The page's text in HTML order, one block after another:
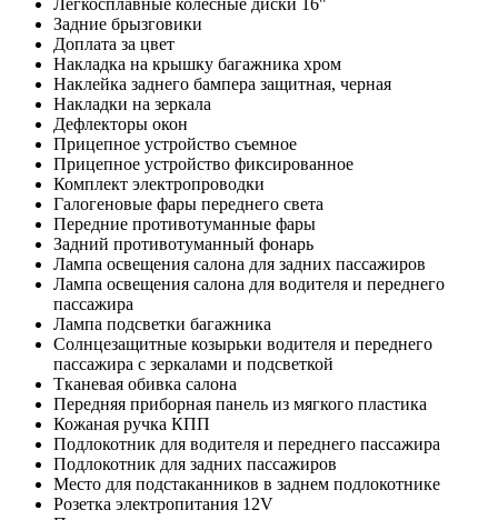
Задние брызговики
Доплата за цвет
Накладка на крышку багажника хром
Наклейка заднего бампера защитная, черная
Накладки на зеркала
Дефлекторы окон
Прицепное устройство съемное
Прицепное устройство фиксированное
Комплект электропроводки
Галогеновые фары переднего света
Передние противотуманные фары
Задний противотуманный фонарь
Лампа освещения салона для задних пассажиров
Лампа освещения салона для водителя и переднего
пассажира
Лампа подсветки багажника
Солнцезащитные козырьки водителя и переднего
пассажира с зеркалами и подсветкой
Тканевая обивка салона
Передняя приборная панель из мягкого пластика
Кожаная ручка КПП
Подлокотник для водителя и переднего пассажира
Подлокотник для задних пассажиров
Место для подстаканников в заднем подлокотнике
Розетка электропитания 12V